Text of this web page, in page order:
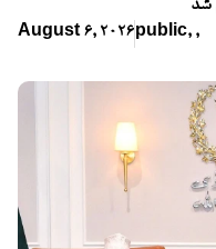
شد
August 6, 2026 public, ,